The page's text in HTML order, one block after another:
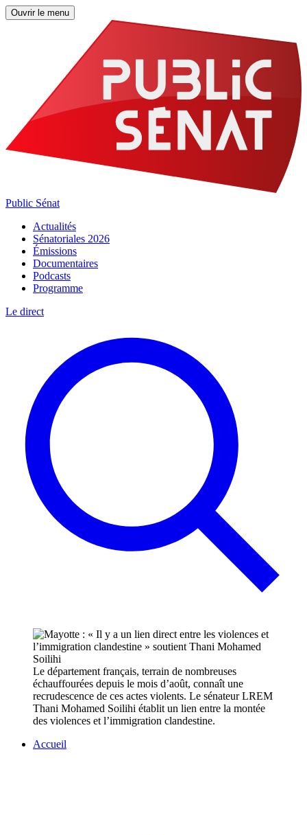
Ouvrir le menu
Public Sénat
Actualités
Sénatoriales 2026
Émissions
Documentaires
Podcasts
Programme
Le direct
Le département français, terrain de nombreuses
échauffourées depuis le mois d’août, connaît une
recrudescence de ces actes violents. Le sénateur LREM
Thani Mohamed Soilihi établit un lien entre la montée
des violences et l’immigration clandestine.
Accueil